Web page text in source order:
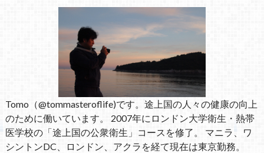
Tomo（@tommasteroflife)です。途上国の人々の健康の向上
のために働いています。 2007年にロンドン大学衛生・熱帯
医学校の「途上国の公衆衛生」コースを修了。 マニラ、ワ
シントンDC、ロンドン、アクラを経て現在は東京勤務。